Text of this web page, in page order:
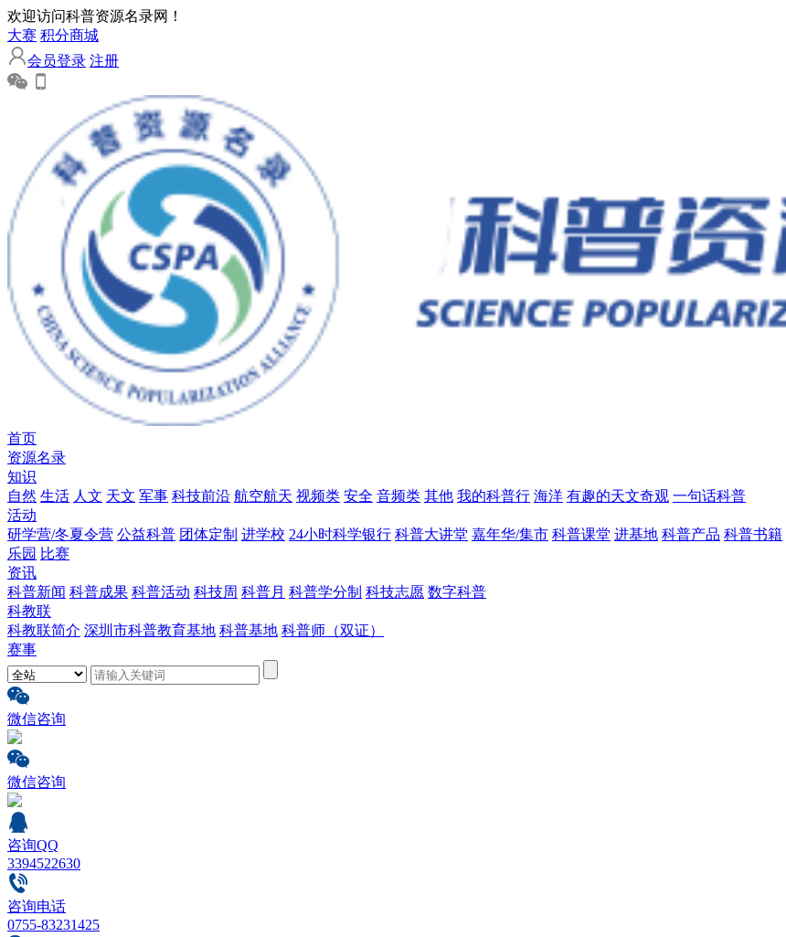
欢迎访问科普资源名录网！
大赛 积分商城
会员登录 注册
首页
资源名录
知识
自然 生活 人文 天文 军事 科技前沿 航空航天 视频类 安全 音频类 其他 我的科普行 海洋 有趣的天文奇观 一句话科普
活动
研学营/冬夏令营 公益科普 团体定制 进学校 24小时科学银行 科普大讲堂 嘉年华/集市 科普课堂 进基地 科普产品 科普书籍
乐园 比赛
资讯
科普新闻 科普成果 科普活动 科技周 科普月 科普学分制 科技志愿 数字科普
科教联
科教联简介 深圳市科普教育基地 科普基地 科普师（双证）
赛事
微信咨询
微信咨询
咨询QQ
3394522630
咨询电话
0755-83231425